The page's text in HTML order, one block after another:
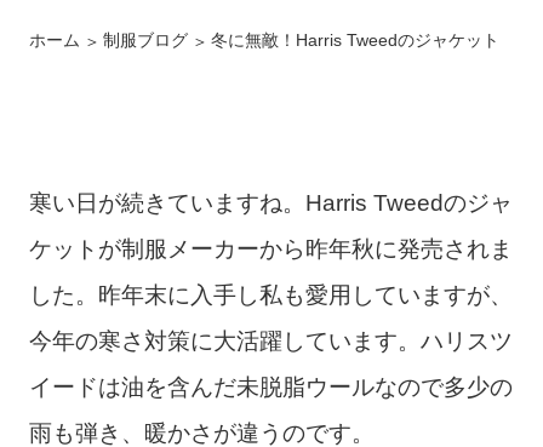
ホーム 制服ブログ 冬に無敵！Harris Tweedのジャケット
寒い日が続きていますね。Harris Tweedのジャ
ケットが制服メーカーから昨年秋に発売されま
した。昨年末に入手し私も愛用していますが、
今年の寒さ対策に大活躍しています。ハリスツ
イードは油を含んだ未脱脂ウールなので多少の
雨も弾き、暖かさが違うのです。